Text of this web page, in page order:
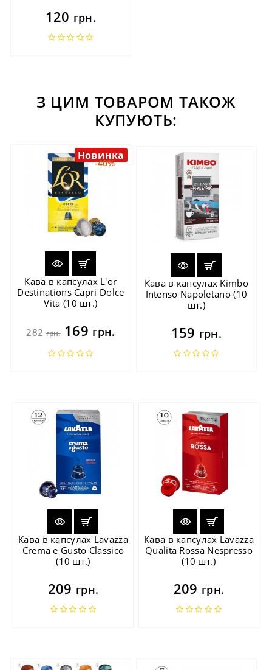
120 грн.
З ЦИМ ТОВАРОМ ТАКОЖ
КУПУЮТЬ:
-40%
Новинка
Кава в капсулах L'or
Destinations Capri Dolce
Vita (10 шт.)
282грн.169 грн.
Кава в капсулах Kimbo
Intenso Napoletano (10
шт.)
159 грн.
Кава в капсулах Lavazza
Crema e Gusto Classico
(10 шт.)
209 грн.
Кава в капсулах Lavazza
Qualita Rossa Nespresso
(10 шт.)
209 грн.